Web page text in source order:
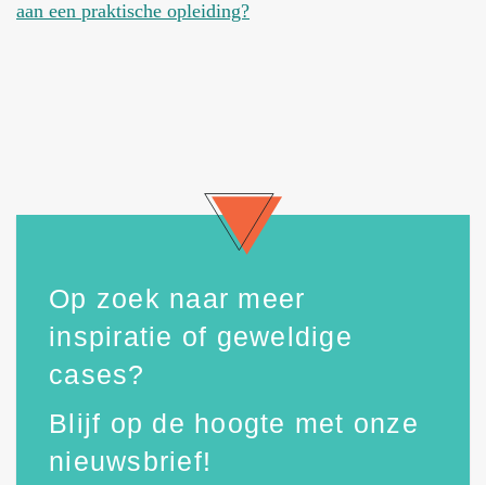
aan een praktische opleiding?
Op zoek naar meer
inspiratie of geweldige
cases?
Blijf op de hoogte met onze
nieuwsbrief!